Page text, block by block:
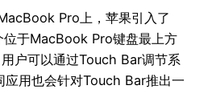
Pro上，苹果引入了
于MacBook Pro键盘最上方
户可以通过Touch Bar调节系
应用也会针对Touch Bar推出一